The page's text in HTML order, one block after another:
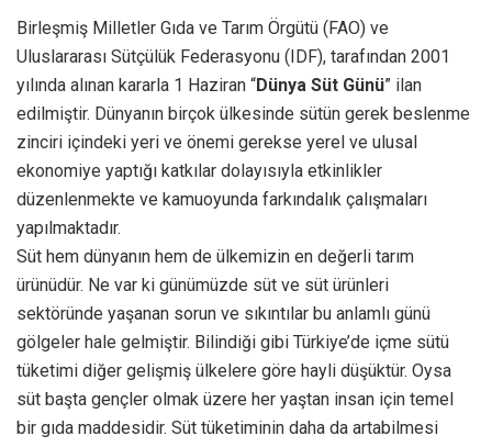
Birleşmiş Milletler Gıda ve Tarım Örgütü (FAO) ve
Uluslararası Sütçülük Federasyonu (IDF), tarafından 2001
yılında alınan kararla 1 Haziran “Dünya Süt Günü” ilan
edilmiştir. Dünyanın birçok ülkesinde sütün gerek beslenme
zinciri içindeki yeri ve önemi gerekse yerel ve ulusal
ekonomiye yaptığı katkılar dolayısıyla etkinlikler
düzenlenmekte ve kamuoyunda farkındalık çalışmaları
yapılmaktadır.
Süt hem dünyanın hem de ülkemizin en değerli tarım
ürünüdür. Ne var ki günümüzde süt ve süt ürünleri
sektöründe yaşanan sorun ve sıkıntılar bu anlamlı günü
gölgeler hale gelmiştir. Bilindiği gibi Türkiye’de içme sütü
tüketimi diğer gelişmiş ülkelere göre hayli düşüktür. Oysa
süt başta gençler olmak üzere her yaştan insan için temel
bir gıda maddesidir. Süt tüketiminin daha da artabilmesi